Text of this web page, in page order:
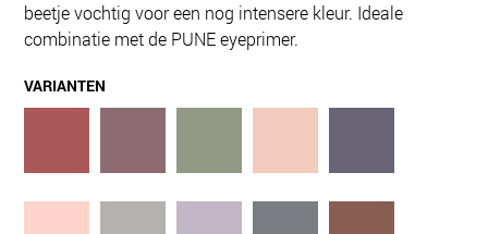
beetje vochtig voor een nog intensere kleur. Ideale
combinatie met de PUNE eyeprimer.
VARIANTEN